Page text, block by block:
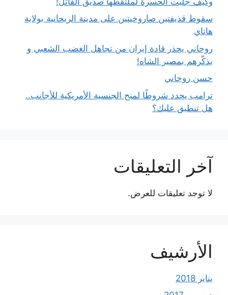
سقوط قذيفتين صاروخيتين على مدينة الريحانية بولاية
هاتاي
روحاني يحذر قادة إيران من تجاهل الغضب الشعبي و
يذكّرهم بمصير الشاه!
حسن روحاني
ترامب يحدد شروطًا لمنح الجنسية الأمريكية للأجانب..
هل تنطبق عليك؟
آخر التعليقات
لا توجد تعليقات للعرض.
الأرشيف
يناير 2018